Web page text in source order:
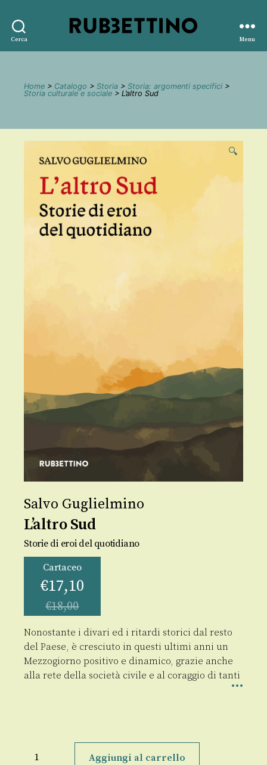
Cerca
editore
Menu
Home > Catalogo > Storia > Storia: argomenti specifici >
Storia culturale e sociale > L’altro Sud
🔍
Salvo Guglielmino
L’altro Sud
Storie di eroi del quotidiano
Cartaceo
€17,10
€18,00
Nonostante i divari ed i ritardi storici dal resto
del Paese, è cresciuto in questi ultimi anni un
Mezzogiorno positivo e dinamico, grazie anche
alla rete della società civile e al coraggio di tanti
Sud
Aggiungi al carrello